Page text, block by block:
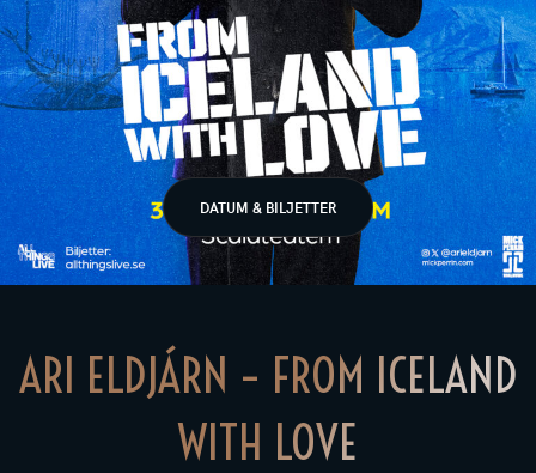
DATUM & BILJETTER
ARI ELDJÁRN – FROM ICELAND
WITH LOVE